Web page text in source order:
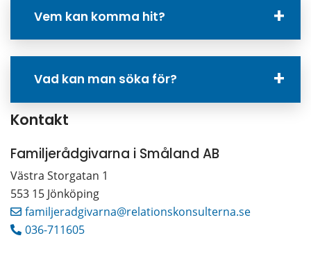
Vem kan komma hit?
Vad kan man söka för?
Kontakt
Familjerådgivarna i Småland AB
Västra Storgatan 1
553 15 Jönköping
familjeradgivarna@relationskonsulterna.se
036-711605